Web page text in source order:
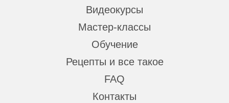
Видеокурсы
Мастер-классы
Обучение
Рецепты и все такое
FAQ
Контакты